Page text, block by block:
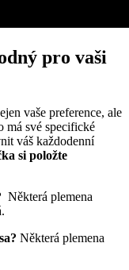
pro vaši
vaše preference, ale
má ⁢své specifické⁢
váš⁣ každodenní
si položte
‍ Některá plemena‍
Některá​ plemena